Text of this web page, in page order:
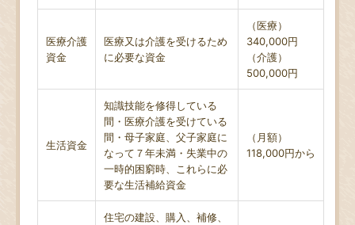
医療介護
資金
医療又は介護を受けるため
に必要な資金
（医療）
340,000円
（介護）
500,000円
生活資金
知識技能を修得している
間・医療介護を受けている
間・母子家庭、父子家庭に
なって７年未満・失業中の
一時的困窮時、これらに必
要な生活補給資金
（月額）
118,000円から
住宅の建設、購入、補修、